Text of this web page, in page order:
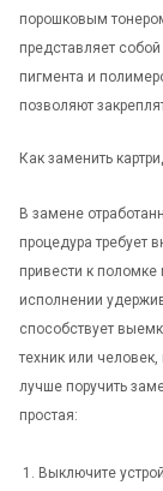
порошковым
представляет
пигмента и
позволяют
Как заменить
В замене
процедура требует
привести к
исполнении
способствует
техник или
лучше поручить
простая:
1. Выключите